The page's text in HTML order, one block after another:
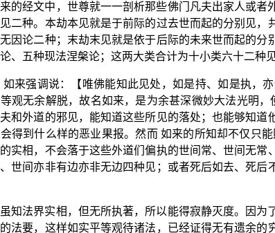
的经文中，世尊就一一剖析那些佛门凡夫出家人或
二种。本劫本见就是于前际的过去世而起的分别见
因论二种；末劫末见就是依于后际的未来世而起的分
、五种现法涅槃论；这两大类合计为十小类六十二种
如来强调说：【唯佛能知此见处，如是持、如是执，
观无余解脱，故名如来，是为余甚深微妙大法光明，
和外道的邪见，能知道这些所见的落处；也能够知
得到什么样的恶业果报。然而 如来的所知却不仅只
实相，不会落于这些外道们偏执的世间常、世间无
世间亦非有边亦非无边四种见；或者死后如去、死
知法界实相，但无所执著，所以能得寂静灭度。因
法要，这样如实平等观待诸法，已经证得无有遗余